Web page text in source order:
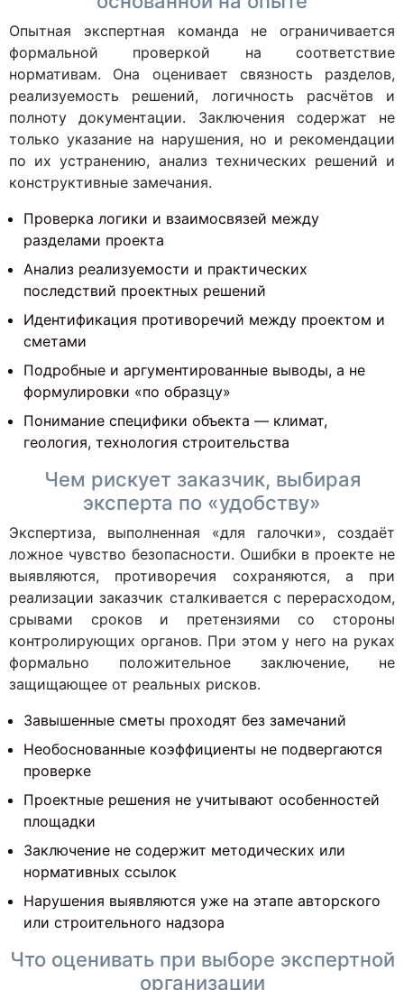
Опытная экспертная команда не ограничивается
формальной проверкой на соответствие
нормативам. Она оценивает связность разделов,
реализуемость решений, логичность расчётов и
полноту документации. Заключения содержат не
только указание на нарушения, но и рекомендации
по их устранению, анализ технических решений и
конструктивные замечания.
Проверка логики и взаимосвязей между
разделами проекта
Анализ реализуемости и практических
последствий проектных решений
Идентификация противоречий между проектом и
сметами
Подробные и аргументированные выводы, а не
формулировки «по образцу»
Понимание специфики объекта — климат,
геология, технология строительства
Чем рискует заказчик, выбирая
эксперта по «удобству»
Экспертиза, выполненная «для галочки», создаёт
ложное чувство безопасности. Ошибки в проекте не
выявляются, противоречия сохраняются, а при
реализации заказчик сталкивается с перерасходом,
срывами сроков и претензиями со стороны
контролирующих органов. При этом у него на руках
формально положительное заключение, не
защищающее от реальных рисков.
Завышенные сметы проходят без замечаний
Необоснованные коэффициенты не подвергаются
проверке
Проектные решения не учитывают особенностей
площадки
Заключение не содержит методических или
нормативных ссылок
Нарушения выявляются уже на этапе авторского
или строительного надзора
Что оценивать при выборе экспертной
организации